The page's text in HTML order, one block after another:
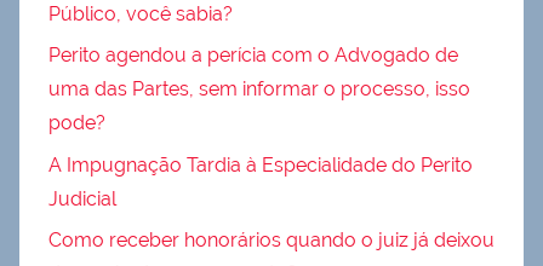
Público, você sabia?
Perito agendou a perícia com o Advogado de
uma das Partes, sem informar o processo, isso
pode?
A Impugnação Tardia à Especialidade do Perito
Judicial
Como receber honorários quando o juiz já deixou